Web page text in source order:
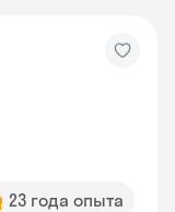
23 года опыта